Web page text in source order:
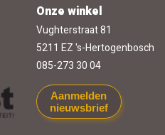
Onze winkel
Vughterstraat 81
5211 EZ 's-Hertogenbosch
085-273 30 04
Aanmelden
nieuwsbrief